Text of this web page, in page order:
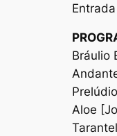
Bráulio
Aloe